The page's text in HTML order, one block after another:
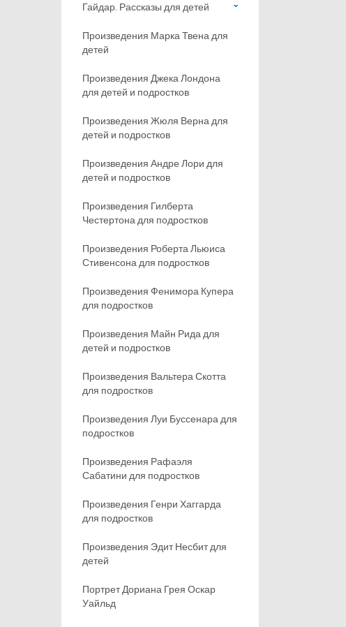
Гайдар. Рассказы для детей
Произведения Марка Твена для
детей
Произведения Джека Лондона
для детей и подростков
Произведения Жюля Верна для
детей и подростков
Произведения Андре Лори для
детей и подростков
Произведения Гилберта
Честертона для подростков
Произведения Роберта Льюиса
Стивенсона для подростков
Произведения Фенимора Купера
для подростков
Произведения Майн Рида для
детей и подростков
Произведения Вальтера Скотта
для подростков
Произведения Луи Буссенара для
подростков
Произведения Рафаэля
Сабатини для подростков
Произведения Генри Хаггарда
для подростков
Произведения Эдит Несбит для
детей
Портрет Дориана Грея Оскар
Уайльд